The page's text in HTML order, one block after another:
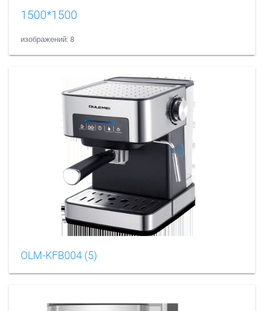
1500*1500
изображений: 8
OLM-KFB004 (5)